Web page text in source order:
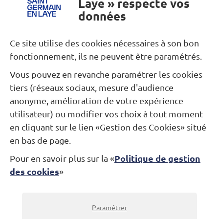
Laye » respecte vos
données
Ce site utilise des cookies nécessaires à son bon
fonctionnement, ils ne peuvent être paramétrés.
Vous pouvez en revanche paramétrer les cookies
tiers (réseaux sociaux, mesure d'audience
anonyme, amélioration de votre expérience
utilisateur) ou modifier vos choix à tout moment
en cliquant sur le lien «Gestion des Cookies» situé
en bas de page.
Pour en savoir plus sur la «Politique de gestion
des cookies»
Paramétrer
Nous contacter
Restons connectés...
Newsletter FacebookInstagram
Théâtre Alexandre Dumas
Billetterie : 01 30 87 07 07